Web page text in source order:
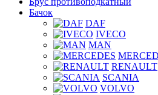
Бачок
DAF
IVECO
MAN
RENAULT
SCANIA
VOLVO